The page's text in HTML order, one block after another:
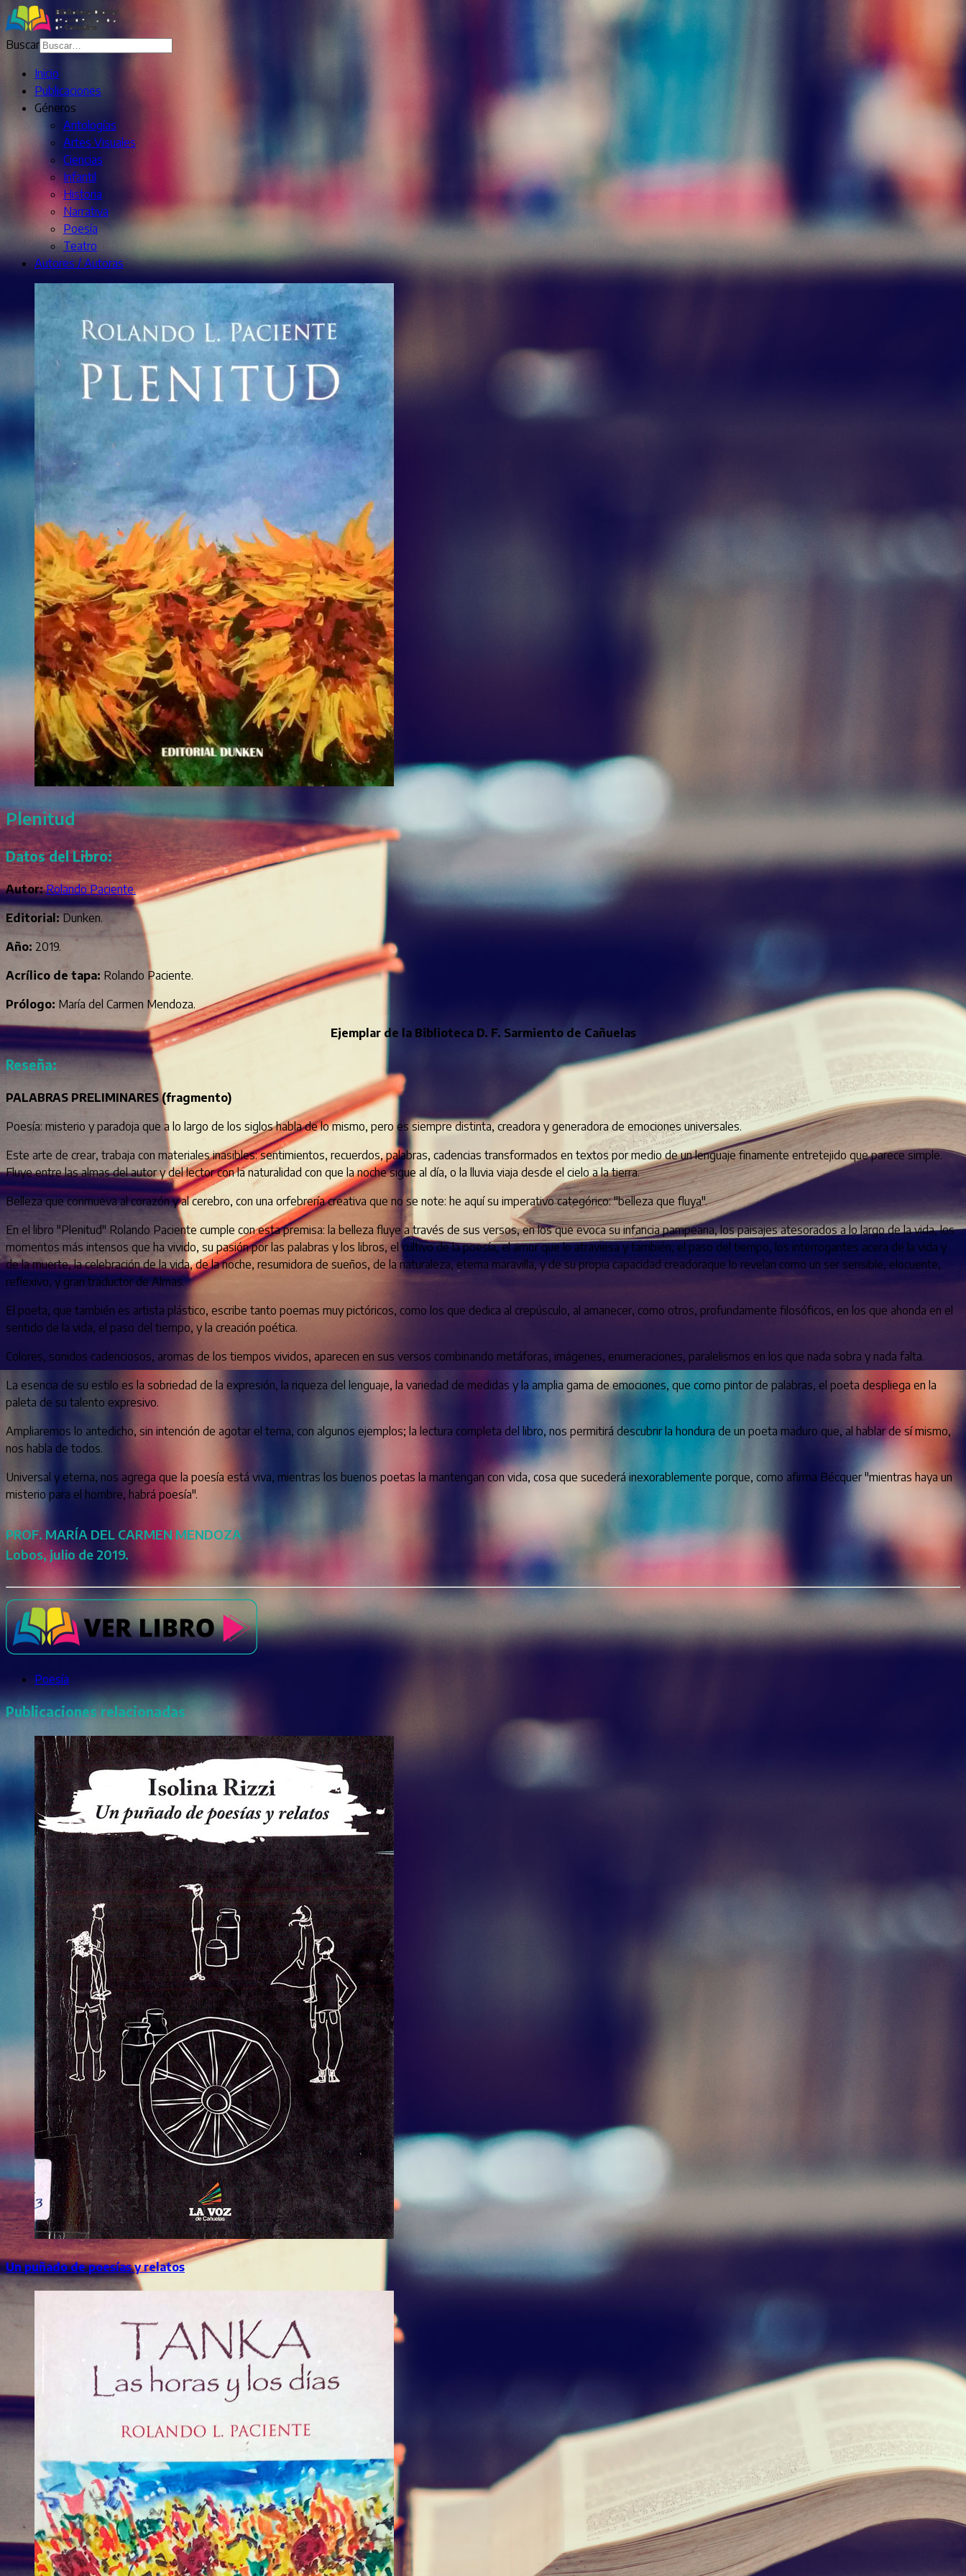
Buscar
Inicio
Publicaciones
Géneros
Antologías
Artes Visuales
Ciencias
Infantil
Historia
Narrativa
Poesía
Teatro
Autores / Autoras
Plenitud
Datos del Libro:
Autor: Rolando Paciente.
Editorial:Dunken.
Año: 2019.
Acrílico de tapa: Rolando Paciente.
Prólogo: María del Carmen Mendoza.
Ejemplar de la Biblioteca D. F. Sarmiento de Cañuelas
Reseña:
PALABRAS PRELIMINARES (fragmento)
Poesía: misterio y paradoja que a lo largo de los siglos habla de lo mismo, pero es siempre distinta, creadora y generadora de emociones universales.
Este arte de crear, trabaja con materiales inasibles: sentimientos, recuerdos, palabras, cadencias transformados en textos por medio de un lenguaje finamente entretejido que parece simple.
Fluye entre las almas del autor y del lector con la naturalidad con que la noche sigue al día, o la lluvia viaja desde el cielo a la tierra.
Belleza que conmueva al corazón y al cerebro, con una orfebrería creativa que no se note: he aquí su imperativo categórico: "belleza que fluya".
En el libro "Plenitud" Rolando Paciente cumple con esta premisa: la belleza fluye a través de sus versos, en los que evoca su infancia pampeana, los paisajes atesorados a lo largo de la vida, los
momentos más intensos que ha vivido, su pasión por las palabras y los libros, el cultivo de la poesía, el amor que lo atraviesa y también, el paso del tiempo, los interrogantes acera de la vida y
de la muerte, la celebración de la vida, de la noche, resumidora de sueños, de la naturaleza, eterna maravilla, y de su propia capacidad creadoraque lo revelan como un ser sensible, elocuente,
reflexivo, y gran traductor de Almas.
El poeta, que también es artista plástico, escribe tanto poemas muy pictóricos, como los que dedica al crepúsculo, al amanecer, como otros, profundamente filosóficos, en los que ahonda en el
sentido de la vida, el paso del tiempo, y la creación poética.
Colores, sonidos cadenciosos, aromas de los tiempos vividos, aparecen en sus versos combinando metáforas, imágenes, enumeraciones, paralelismos en los que nada sobra y nada falta.
La esencia de su estilo es la sobriedad de la expresión, la riqueza del lenguaje, la variedad de medidas y la amplia gama de emociones, que como pintor de palabras, el poeta despliega en la
paleta de su talento expresivo.
Ampliaremos lo antedicho, sin intención de agotar el tema, con algunos ejemplos; la lectura completa del libro, nos permitirá descubrir la hondura de un poeta maduro que, al hablar de sí mismo,
nos habla de todos.
Universal y eterna, nos agrega que la poesía está viva, mientras los buenos poetas la mantengan con vida, cosa que sucederá inexorablemente porque, como afirma Bécquer "mientras haya un
misterio para el hombre, habrá poesía".
PROF. MARÍA DEL CARMEN MENDOZA
Lobos, julio de 2019.
Poesía
Publicaciones relacionadas
Un puñado de poesías y relatos